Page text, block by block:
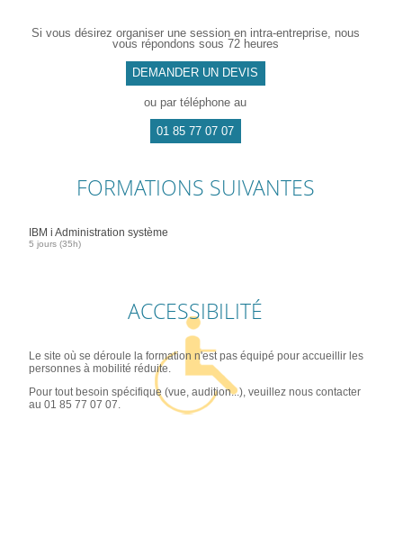
Si vous désirez organiser une session en intra-entreprise, nous
vous répondons sous 72 heures
DEMANDER UN DEVIS
ou par téléphone au
01 85 77 07 07
FORMATIONS SUIVANTES
IBM i Administration système
5 jours (35h)
ACCESSIBILITÉ
Le site où se déroule la formation n'est pas équipé pour accueillir les
personnes à mobilité réduite.
Pour tout besoin spécifique (vue, audition...), veuillez nous contacter
au 01 85 77 07 07.